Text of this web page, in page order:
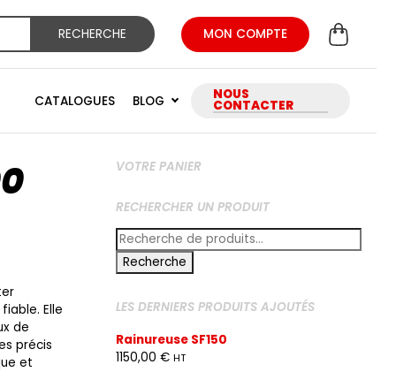
RECHERCHE MON COMPTE
CATALOGUES BLOG NOUS
CONTACTER
Elle
de
précis
et
VOTRE PANIER
RECHERCHER UN PRODUIT
Recherche
pour :
Recherche
LES DERNIERS PRODUITS AJOUTÉS
Rainureuse SF150
1150,00 € HT